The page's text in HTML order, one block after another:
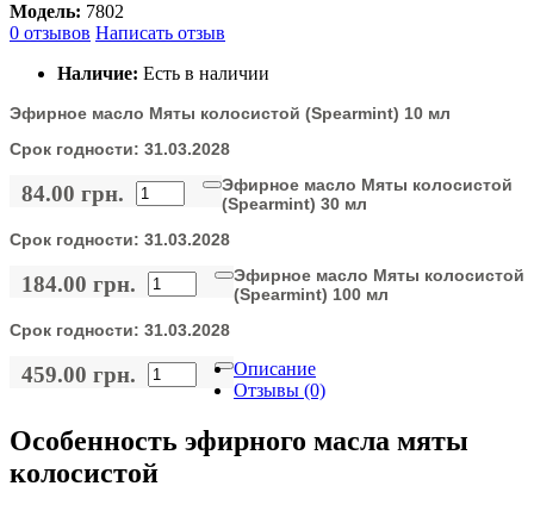
Модель: 7802
0 отзывов Написать отзыв
Наличие: Есть в наличии
Эфирное масло Мяты колосистой (Spearmint) 10 мл
Срок годности: 31.03.2028
84.00 грн.
Эфирное масло Мяты колосистой
(Spearmint) 30 мл
Срок годности: 31.03.2028
184.00 грн.
Эфирное масло Мяты колосистой
(Spearmint) 100 мл
Срок годности: 31.03.2028
459.00 грн.
Описание
Отзывы (0)
Особенность эфирного масла мяты
колосистой